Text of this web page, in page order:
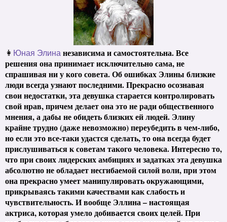
👩 Юная Элина независима и самостоятельна. Все
решения она принимает исключительно сама, не
спрашивая ни у кого совета. Об ошибках Элины близкие
люди всегда узнают последними. Прекрасно осознавая
свои недостатки, эта девушка старается контролировать
свой нрав, причем делает она это не ради общественного
мнения, а дабы не обидеть близких ей людей. Элину
крайне трудно (даже невозможно) переубедить в чем-либо,
но если это все-таки удастся сделать, то она всегда будет
прислушиваться к советам такого человека. Интересно то,
что при своих лидерских амбициях и задатках эта девушка
абсолютно не обладает несгибаемой силой воли, при этом
она прекрасно умеет манипулировать окружающими,
прикрываясь такими качествами как слабость и
чувствительность. И вообще Эллина – настоящая
актриса, которая умело добивается своих целей. При